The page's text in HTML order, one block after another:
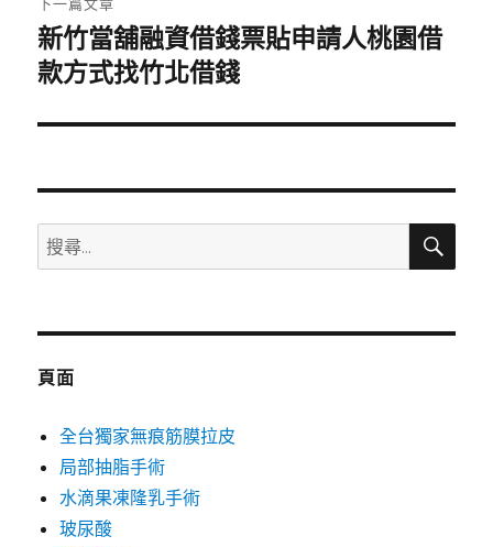
下
一
文
新竹當舖融資借錢票貼申請人桃園借
款方式找竹北借錢
搜
尋
鍵
搜
頁面
全台獨家無痕筋膜拉皮
局部抽脂手術
水滴果凍隆乳手術
玻尿酸